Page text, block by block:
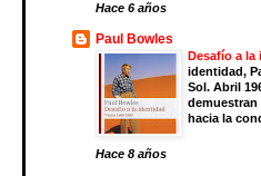
Hace 6 años
Paul Bowles
Desafío a la
identidad,
Sol. Abril
demuestran
hacia la
Hace 8 años